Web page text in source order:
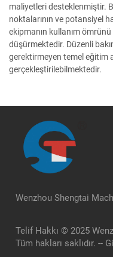
maliyetleri desteklenmiştir.
noktalarının ve potansiyel
ekipmanın kullanım
düşürmektedir. Düzenli
gerektirmeyen temel eğitim
gerçekleştirilebilmektedir.
Wenzhou Shengtai
Telif Hakkı © 2025
Tüm hakları saklıdır. --